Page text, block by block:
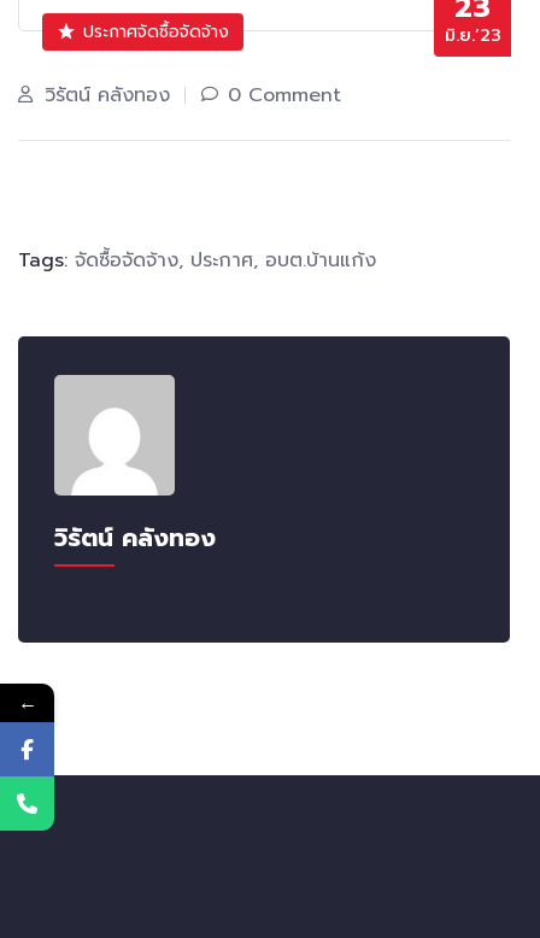
มิ.ย.’23
ประกาศจัดซื้อจัดจ้าง
วิรัตน์ คลังทอง 0 Comment
Tags: จัดซื้อจัดจ้าง, ประกาศ, อบต.บ้านแก้ง
วิรัตน์ คลังทอง
←